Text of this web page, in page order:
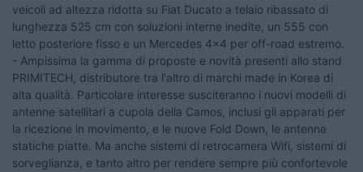
veicoli ad altezza ridotta su Fiat Ducato a telaio ribassato di
lunghezza 525 cm con soluzioni interne inedite, un 555 con
letto posteriore fisso e un Mercedes 4x4 per off-road estremo.
- Ampissima la gamma di proposte e novità presenti allo stand
PRIMITECH, distributore tra l'altro di marchi made in Korea di
alta qualità. Particolare interesse susciteranno i nuovi modelli di
antenne satellitari a cupola della Camos, inclusi gli apparati per
la ricezione in movimento, e le nuove Fold Down, le antenne
statiche piatte. Ma anche sistemi di retrocamera Wifi, sistemi di
sorveglianza, e tanto altro per rendere sempre più confortevole